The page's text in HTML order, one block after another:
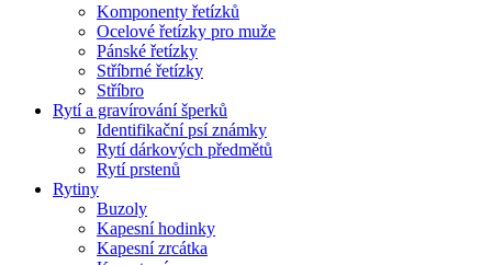
Komponenty řetízků
Ocelové řetízky pro muže
Pánské řetízky
Stříbrné řetízky
Stříbro
Rytí a gravírování šperků
Identifikační psí známky
Rytí dárkových předmětů
Rytí prstenů
Rytiny
Buzoly
Kapesní hodinky
Kapesní zrcátka